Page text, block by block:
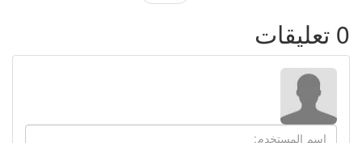
0تعليقات